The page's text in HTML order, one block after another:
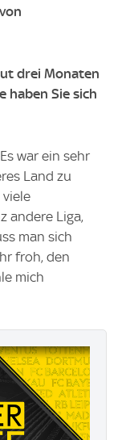
drei Monaten
haben Sie sich
war ein sehr
Land zu
andere Liga,
man sich
froh, den
mich